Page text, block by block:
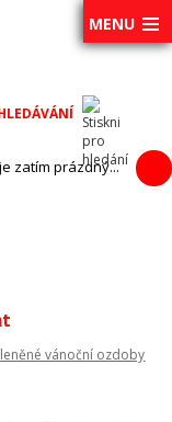
MENU
zatím prázdný...
vánoční ozdoby